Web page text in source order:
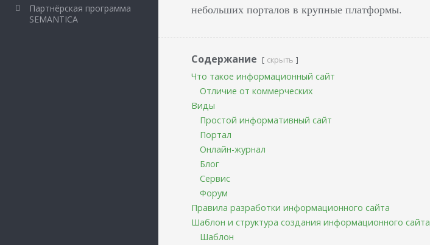
небольших порталов в крупные платформы.
Содержание скрыть
Что такое информационный сайт
Отличие от коммерческих
Виды
Простой информативный сайт
Портал
Онлайн-журнал
Блог
Сервис
Форум
Правила разработки информационного сайта
Шаблон и структура создания информационного сайта
Шаблон
Партнёрская программа
SEMANTICA